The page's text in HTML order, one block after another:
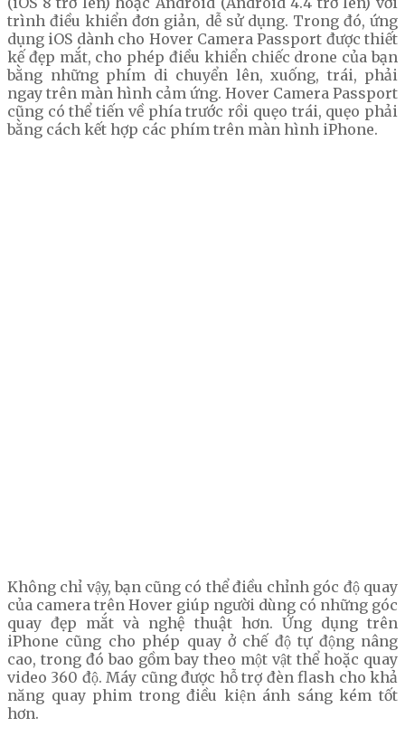
trình điều khiển đơn giản, dễ sử dụng. Trong đó, ứng
dụng iOS dành cho Hover Camera Passport được thiết
kế đẹp mắt, cho phép điều khiển chiếc drone của bạn
bằng những phím di chuyển lên, xuống, trái, phải
ngay trên màn hình cảm ứng. Hover Camera Passport
cũng có thể tiến về phía trước rồi quẹo trái, quẹo phải
bằng cách kết hợp các phím trên màn hình iPhone.
Không chỉ vậy, bạn cũng có thể điều chỉnh góc độ quay
của camera trên Hover giúp người dùng có những góc
quay đẹp mắt và nghệ thuật hơn. Ứng dụng trên
iPhone cũng cho phép quay ở chế độ tự động nâng
cao, trong đó bao gồm bay theo một vật thể hoặc quay
video 360 độ. Máy cũng được hỗ trợ đèn flash cho khả
năng quay phim trong điều kiện ánh sáng kém tốt
hơn.